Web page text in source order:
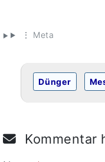
⋮ Meta
Dünger
Kommentar